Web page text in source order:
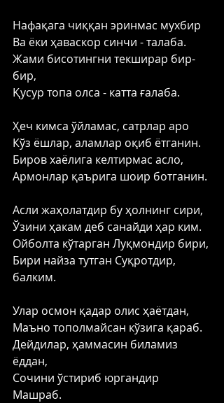
Нафақага чиққан эринмас мухбир
Ва ёки ҳаваскор синчи - талаба.
Жами бисотингни текширар бир-
бир,
Қусур топа олса - катта ғалаба.
Ҳеч кимса ўйламас, сатрлар аро
Кўз ёшлар, аламлар оқиб ётганин.
Биров хаёлига келтирмас асло,
Армонлар қаърига шоир ботганин.
Асли жаҳолатдир бу ҳолнинг сири,
Ўзини ҳакам деб санайди ҳар ким.
Ойболта кўтарган Луқмондир бири,
Бири найза тутган Суқротдир,
балким.
Улар осмон қадар олис ҳаётдан,
Маъно тополмайсан кўзига қараб.
Дейдилар, ҳаммасин биламиз
ёддан,
Сочини ўстириб юргандир
Машраб.